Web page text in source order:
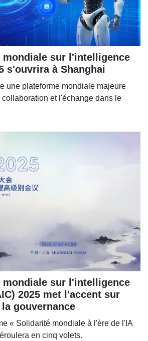
mondiale sur l'intelligence
s'ouvrira à Shanghai
une plateforme mondiale majeure
et l'échange dans le
mondiale sur l'intelligence
2025 met l'accent sur
gouvernance
« Solidarité mondiale à l'ère de l'IA
en cinq volets.